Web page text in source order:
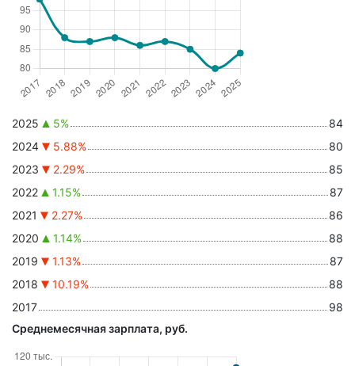
2025 5%
84
2024
5.88%
80
2023
2.29%
85
2022
1.15%
87
2021
2.27%
86
2020
1.14%
88
2019
1.13%
87
2018
10.19%
88
2017
98
Среднемесячная зарплата, руб.